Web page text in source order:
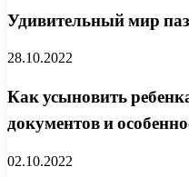
Удивительный мир
28.10.2022
Как усыновить
документов и
02.10.2022